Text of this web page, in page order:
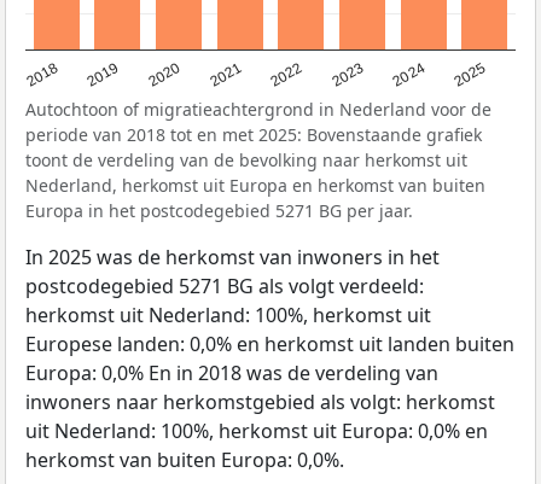
2018 2019 2020 2021 2022 2023 2024 2025
Autochtoon of migratieachtergrond in Nederland voor de
periode van 2018 tot en met 2025: Bovenstaande grafiek
toont de verdeling van de bevolking naar herkomst uit
Nederland, herkomst uit Europa en herkomst van buiten
Europa in het postcodegebied 5271 BG per jaar.
In 2025 was de herkomst van inwoners in het
postcodegebied 5271 BG als volgt verdeeld:
herkomst uit Nederland: 100%, herkomst uit
Europese landen: 0,0% en herkomst uit landen buiten
Europa: 0,0% En in 2018 was de verdeling van
inwoners naar herkomstgebied als volgt: herkomst
uit Nederland: 100%, herkomst uit Europa: 0,0% en
herkomst van buiten Europa: 0,0%.